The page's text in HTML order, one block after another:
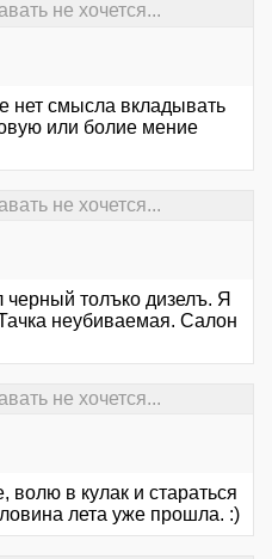
не хочется...
нет смысла вкладывать
или болие мение
не хочется...
толъко дизелъ. Я
неубиваемая. Салон
не хочется...
волю в кулак и стараться
лета уже прошла. :)